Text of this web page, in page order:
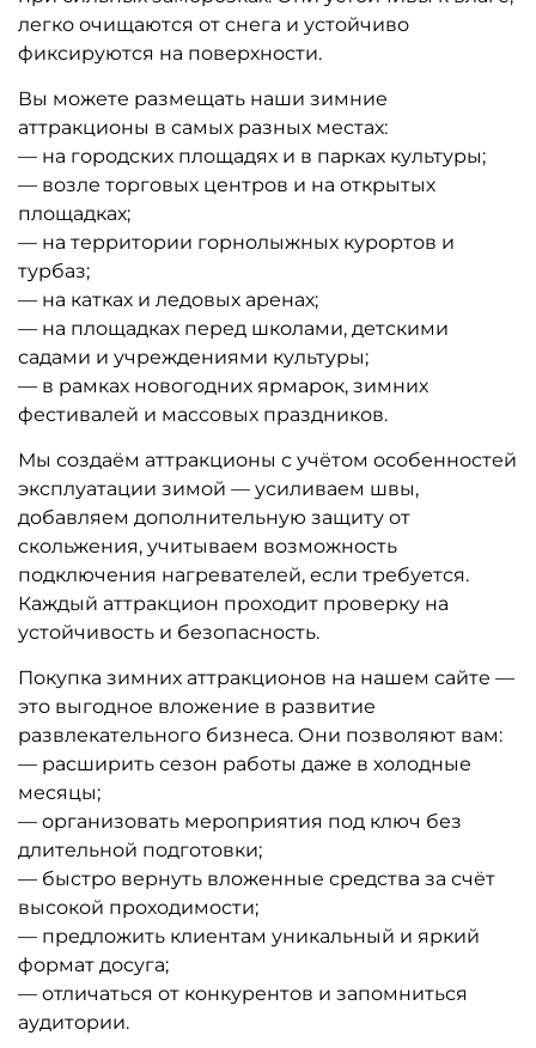
легко очищаются от снега и устойчиво
фиксируются на поверхности.
Вы можете размещать наши зимние
аттракционы в самых разных местах:
— на городских площадях и в парках культуры;
— возле торговых центров и на открытых
площадках;
— на территории горнолыжных курортов и
турбаз;
— на катках и ледовых аренах;
— на площадках перед школами, детскими
садами и учреждениями культуры;
— в рамках новогодних ярмарок, зимних
фестивалей и массовых праздников.
Мы создаём аттракционы с учётом особенностей
эксплуатации зимой — усиливаем швы,
добавляем дополнительную защиту от
скольжения, учитываем возможность
подключения нагревателей, если требуется.
Каждый аттракцион проходит проверку на
устойчивость и безопасность.
Покупка зимних аттракционов на нашем сайте —
это выгодное вложение в развитие
развлекательного бизнеса. Они позволяют вам:
— расширить сезон работы даже в холодные
месяцы;
— организовать мероприятия под ключ без
длительной подготовки;
— быстро вернуть вложенные средства за счёт
высокой проходимости;
— предложить клиентам уникальный и яркий
формат досуга;
— отличаться от конкурентов и запомниться
аудитории.